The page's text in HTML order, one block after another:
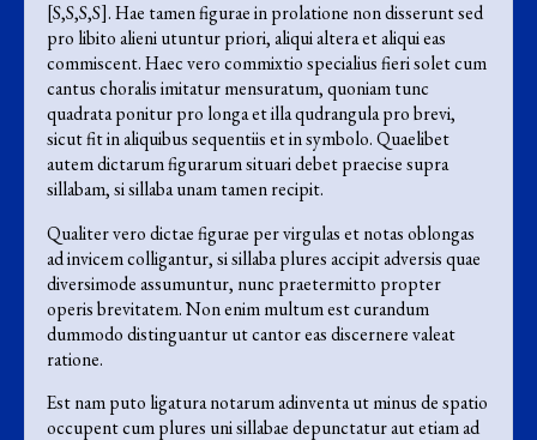
[S,S,S,S]. Hae tamen figurae in prolatione non disserunt sed
pro libito alieni utuntur priori, aliqui altera et aliqui eas
commiscent. Haec vero commixtio specialius fieri solet cum
cantus choralis imitatur mensuratum, quoniam tunc
quadrata ponitur pro longa et illa qudrangula pro brevi,
sicut fit in aliquibus sequentiis et in symbolo. Quaelibet
autem dictarum figurarum situari debet praecise supra
sillabam, si sillaba unam tamen recipit.
Qualiter vero dictae figurae per virgulas et notas oblongas
ad invicem colligantur, si sillaba plures accipit adversis quae
diversimode assumuntur, nunc praetermitto propter
operis brevitatem. Non enim multum est curandum
dummodo distinguantur ut cantor eas discernere valeat
ratione.
Est nam puto ligatura notarum adinventa ut minus de spatio
occupent cum plures uni sillabae depunctatur aut etiam ad